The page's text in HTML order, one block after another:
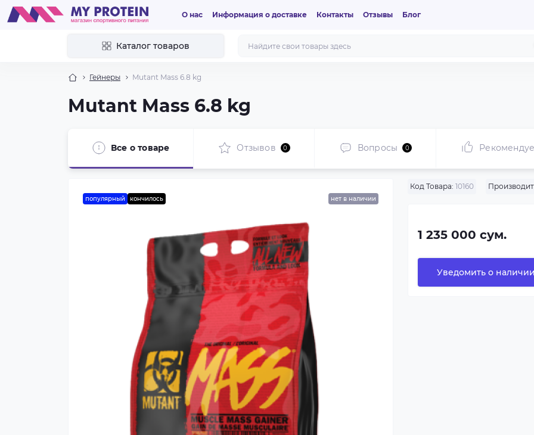
О нас Информация о доставке Контакты Отзывы Блог
Каталог товаров
Гейнеры Mutant Mass 6.8 kg
Mutant Mass 6.8 kg
Все о товаре Отзывов 0 Вопросы 0
популярный кончилось нет в наличии
Код Товара: 10160
1 235 000 сум.
Уведомить о